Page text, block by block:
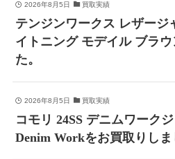
2026年8月5日 買取実績
テンジンワークス レザー
イトニング モデイル ブラ
た。
2026年8月5日 買取実績
コモリ 24SS デニムワーク
Denim Workをお買取りしま